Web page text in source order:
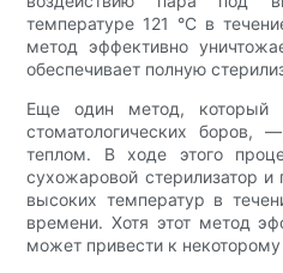
температуре 121 °C в
метод эффективно
обеспечивает полную
Еще один метод, который
стоматологических боров,
теплом. В ходе этого
сухожаровой стерилизатор и
высоких температур в
времени. Хотя этот метод
может привести к некоторому